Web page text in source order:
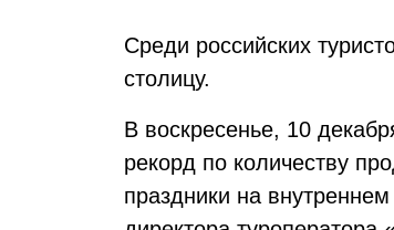
Среди российских
столицу.
В воскресенье, 10
рекорд по количеству
праздники на